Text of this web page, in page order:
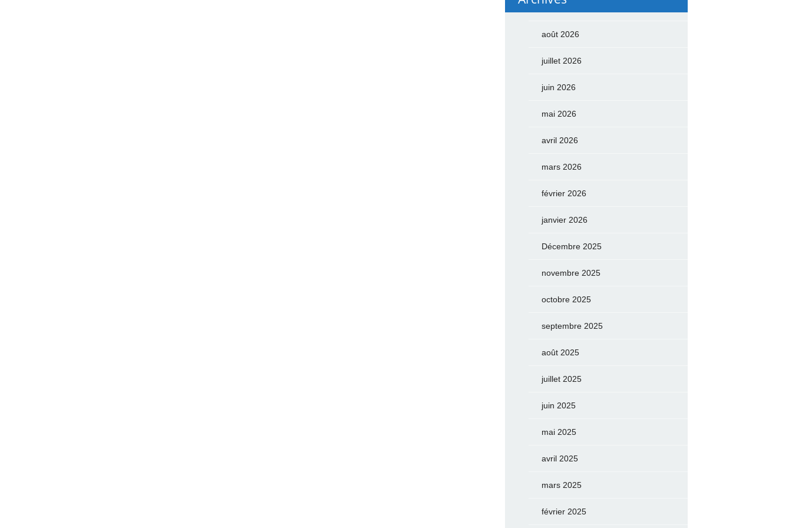
août 2026
juillet 2026
juin 2026
mai 2026
avril 2026
mars 2026
février 2026
janvier 2026
Décembre 2025
novembre 2025
octobre 2025
septembre 2025
août 2025
juillet 2025
juin 2025
mai 2025
avril 2025
mars 2025
février 2025